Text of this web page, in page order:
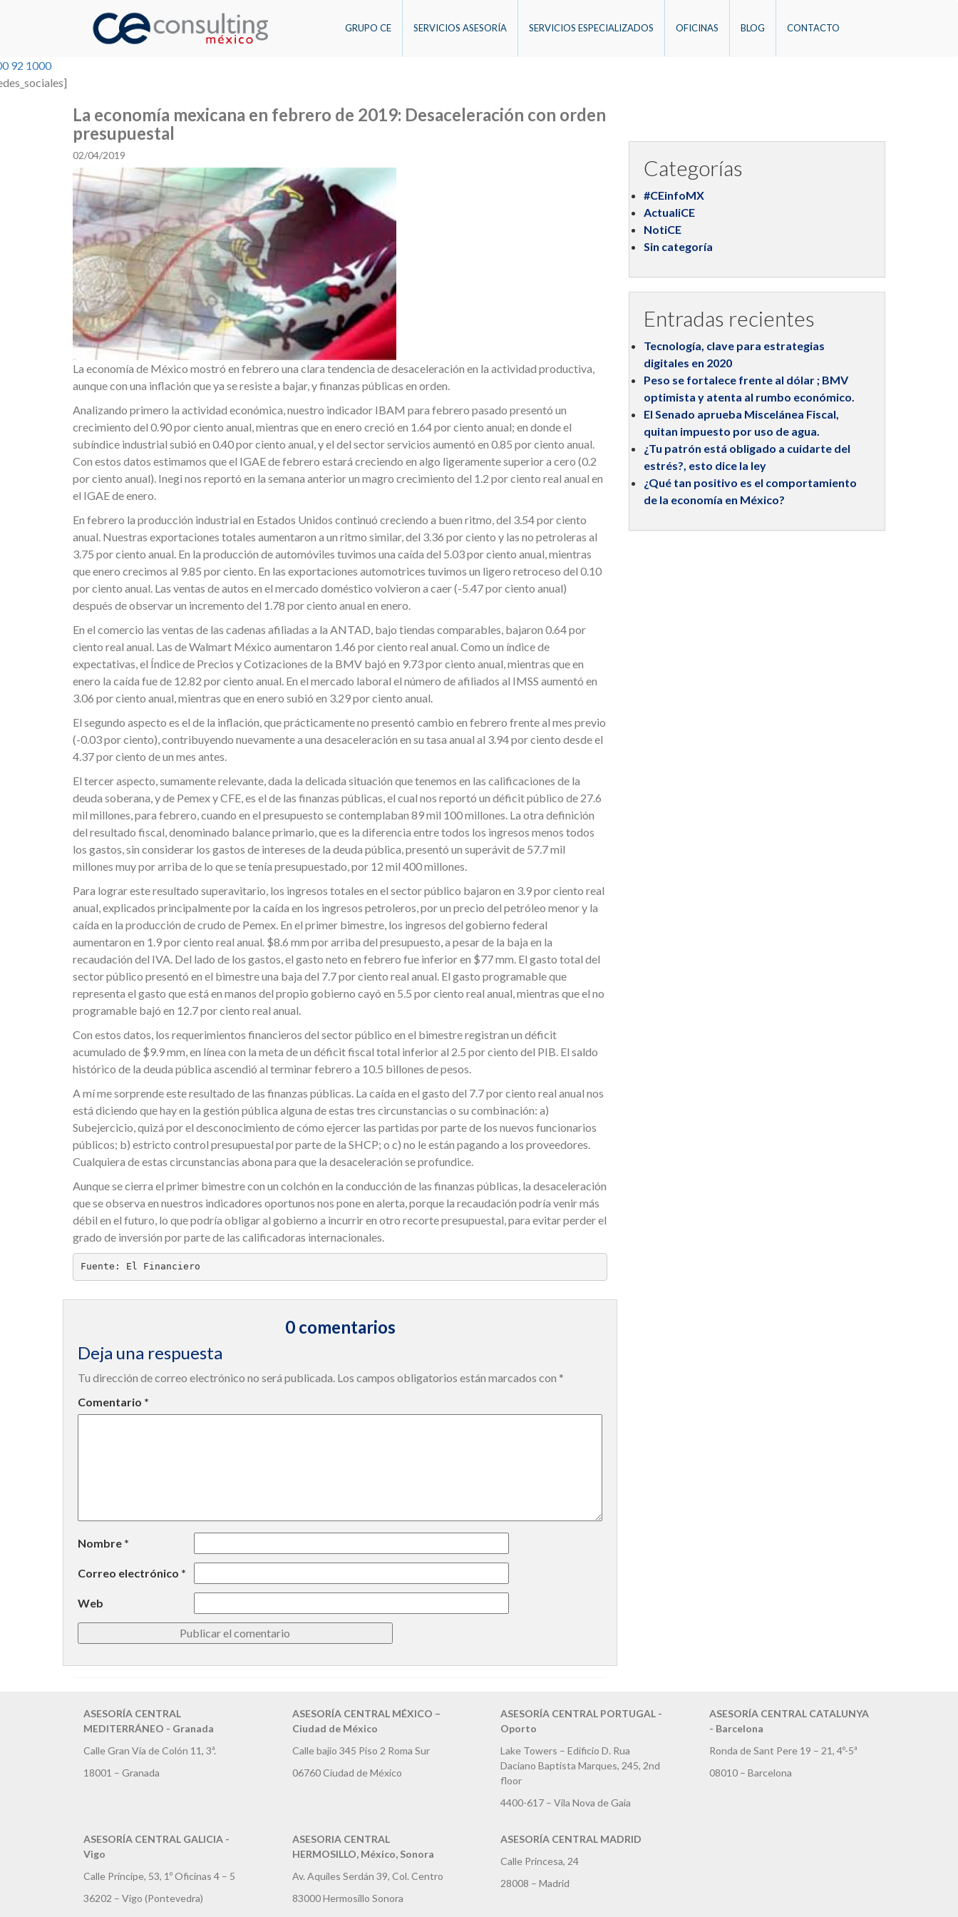
GRUPO CE SERVICIOS ASESORÍA SERVICIOS ESPECIALIZADOS OFICINAS BLOG CONTACTO
92 1000
La economía mexicana en febrero de 2019: Desaceleración con orden
presupuestal
02/04/2019
La economía de México mostró en febrero una clara tendencia de desaceleración en la actividad productiva,
aunque con una inflación que ya se resiste a bajar, y finanzas públicas en orden.
Analizando primero la actividad económica, nuestro indicador IBAM para febrero pasado presentó un
crecimiento del 0.90 por ciento anual, mientras que en enero creció en 1.64 por ciento anual; en donde el
subíndice industrial subió en 0.40 por ciento anual, y el del sector servicios aumentó en 0.85 por ciento anual.
Con estos datos estimamos que el IGAE de febrero estará creciendo en algo ligeramente superior a cero (0.2
por ciento anual). Inegi nos reportó en la semana anterior un magro crecimiento del 1.2 por ciento real anual en
el IGAE de enero.
En febrero la producción industrial en Estados Unidos continuó creciendo a buen ritmo, del 3.54 por ciento
anual. Nuestras exportaciones totales aumentaron a un ritmo similar, del 3.36 por ciento y las no petroleras al
3.75 por ciento anual. En la producción de automóviles tuvimos una caída del 5.03 por ciento anual, mientras
que enero crecimos al 9.85 por ciento. En las exportaciones automotrices tuvimos un ligero retroceso del 0.10
por ciento anual. Las ventas de autos en el mercado doméstico volvieron a caer (-5.47 por ciento anual)
después de observar un incremento del 1.78 por ciento anual en enero.
En el comercio las ventas de las cadenas afiliadas a la ANTAD, bajo tiendas comparables, bajaron 0.64 por
ciento real anual. Las de Walmart México aumentaron 1.46 por ciento real anual. Como un índice de
expectativas, el Índice de Precios y Cotizaciones de la BMV bajó en 9.73 por ciento anual, mientras que en
enero la caída fue de 12.82 por ciento anual. En el mercado laboral el número de afiliados al IMSS aumentó en
3.06 por ciento anual, mientras que en enero subió en 3.29 por ciento anual.
El segundo aspecto es el de la inflación, que prácticamente no presentó cambio en febrero frente al mes previo
(-0.03 por ciento), contribuyendo nuevamente a una desaceleración en su tasa anual al 3.94 por ciento desde el
4.37 por ciento de un mes antes.
El tercer aspecto, sumamente relevante, dada la delicada situación que tenemos en las calificaciones de la
deuda soberana, y de Pemex y CFE, es el de las finanzas públicas, el cual nos reportó un déficit público de 27.6
mil millones, para febrero, cuando en el presupuesto se contemplaban 89 mil 100 millones. La otra definición
del resultado fiscal, denominado balance primario, que es la diferencia entre todos los ingresos menos todos
los gastos, sin considerar los gastos de intereses de la deuda pública, presentó un superávit de 57.7 mil
millones muy por arriba de lo que se tenía presupuestado, por 12 mil 400 millones.
Para lograr este resultado superavitario, los ingresos totales en el sector público bajaron en 3.9 por ciento real
anual, explicados principalmente por la caída en los ingresos petroleros, por un precio del petróleo menor y la
caída en la producción de crudo de Pemex. En el primer bimestre, los ingresos del gobierno federal
aumentaron en 1.9 por ciento real anual. $8.6 mm por arriba del presupuesto, a pesar de la baja en la
recaudación del IVA. Del lado de los gastos, el gasto neto en febrero fue inferior en $77 mm. El gasto total del
sector público presentó en el bimestre una baja del 7.7 por ciento real anual. El gasto programable que
representa el gasto que está en manos del propio gobierno cayó en 5.5 por ciento real anual, mientras que el no
programable bajó en 12.7 por ciento real anual.
Con estos datos, los requerimientos financieros del sector público en el bimestre registran un déficit
acumulado de $9.9 mm, en línea con la meta de un déficit fiscal total inferior al 2.5 por ciento del PIB. El saldo
histórico de la deuda pública ascendió al terminar febrero a 10.5 billones de pesos.
A mí me sorprende este resultado de las finanzas públicas. La caída en el gasto del 7.7 por ciento real anual nos
está diciendo que hay en la gestión pública alguna de estas tres circunstancias o su combinación: a)
Subejercicio, quizá por el desconocimiento de cómo ejercer las partidas por parte de los nuevos funcionarios
públicos; b) estricto control presupuestal por parte de la SHCP; o c) no le están pagando a los proveedores.
Cualquiera de estas circunstancias abona para que la desaceleración se profundice.
Aunque se cierra el primer bimestre con un colchón en la conducción de las finanzas públicas, la desaceleración
que se observa en nuestros indicadores oportunos nos pone en alerta, porque la recaudación podría venir más
débil en el futuro, lo que podría obligar al gobierno a incurrir en otro recorte presupuestal, para evitar perder el
grado de inversión por parte de las calificadoras internacionales.
Fuente: El Financiero
0 comentarios
Deja una respuesta
Tu dirección de correo electrónico no será publicada. Los campos obligatorios están marcados con *
Comentario *
Nombre *
Correo electrónico *
Web
Categorías
#CEinfoMX
ActualiCE
NotiCE
Sin categoría
Entradas recientes
Tecnología, clave para estrategias
digitales en 2020
Peso se fortalece frente al dólar ; BMV
optimista y atenta al rumbo económico.
El Senado aprueba Miscelánea Fiscal,
quitan impuesto por uso de agua.
¿Tu patrón está obligado a cuidarte del
estrés?, esto dice la ley
¿Qué tan positivo es el comportamiento
de la economía en México?
ASESORÍA CENTRAL
MEDITERRÁNEO - Granada
Calle Gran Vía de Colón 11, 3ª.
18001 – Granada
ASESORÍA CENTRAL MÉXICO –
Ciudad de México
Calle bajio 345 Piso 2 Roma Sur
06760 Ciudad de México
ASESORÍA CENTRAL PORTUGAL -
Oporto
Lake Towers – Edificio D. Rua
Daciano Baptista Marques, 245, 2nd
floor
4400-617 – Vila Nova de Gaia
ASESORÍA CENTRAL CATALUNYA
- Barcelona
Ronda de Sant Pere 19 – 21, 4º-5ª
08010 – Barcelona
ASESORÍA CENTRAL GALICIA -
Vigo
Calle Príncipe, 53, 1º Oficinas 4 – 5
36202 – Vigo (Pontevedra)
ASESORIA CENTRAL
HERMOSILLO, México, Sonora
Av. Aquiles Serdán 39, Col. Centro
83000 Hermosillo Sonora
ASESORÍA CENTRAL MADRID
Calle Princesa, 24
28008 – Madrid